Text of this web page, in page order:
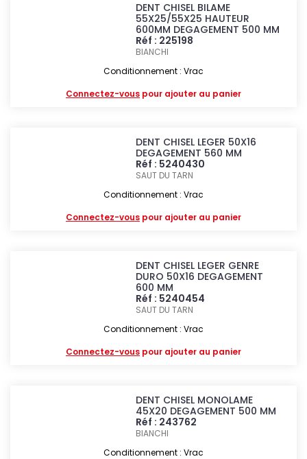
DENT CHISEL BILAME
55X25/55X25 HAUTEUR
600MM DEGAGEMENT 500 MM
Réf : 225198
BIANCHI
Conditionnement : Vrac
Connectez-vous pour ajouter au panier
DENT CHISEL LEGER 50X16
DEGAGEMENT 560 MM
Réf : 5240430
SAUT DU TARN
Conditionnement : Vrac
Connectez-vous pour ajouter au panier
DENT CHISEL LEGER GENRE
DURO 50X16 DEGAGEMENT
600 MM
Réf : 5240454
SAUT DU TARN
Conditionnement : Vrac
Connectez-vous pour ajouter au panier
DENT CHISEL MONOLAME
45X20 DEGAGEMENT 500 MM
Réf : 243762
BIANCHI
Conditionnement : Vrac